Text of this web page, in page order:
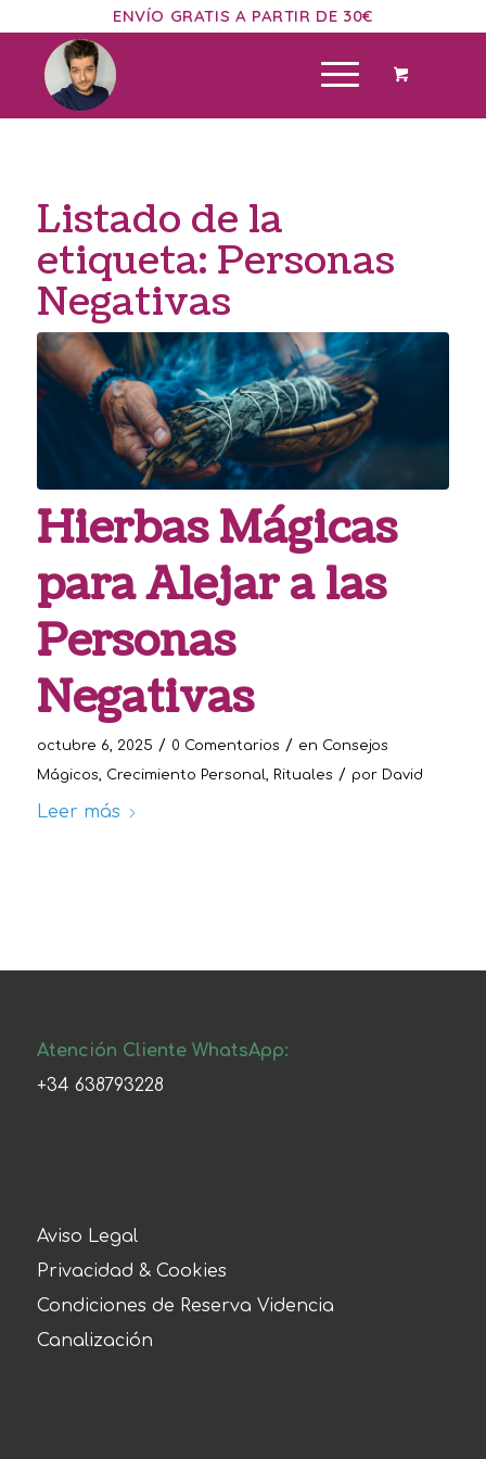
ENVÍO GRATIS A PARTIR DE 30€
Listado de la
etiqueta: Personas
Negativas
Hierbas Mágicas
para Alejar a las
Personas
Negativas
octubre 6, 2025 / 0 Comentarios / en Consejos
Mágicos
Crecimiento Personal Rituales / por David
Leer más
Atención Cliente WhatsApp:
+34 638793228
Aviso Legal
Privacidad & Cookies
Condiciones de Reserva Videncia
Canalización